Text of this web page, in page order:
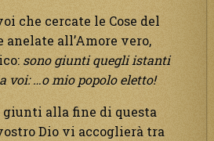
che cercate le Cose del
anelate all’Amore vero,
sono giunti quegli istanti
voi: …o mio popolo eletto!
alla fine di questa
Dio vi accoglierà tra